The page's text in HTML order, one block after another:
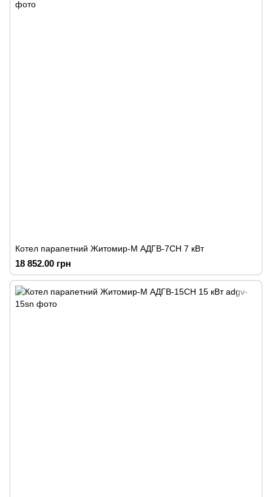
Котел парапетний Житомир-М АДГВ-7СН 7 кВт
18 852.00 грн